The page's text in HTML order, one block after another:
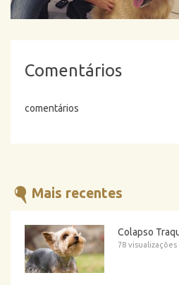
Comentários
comentários
Mais recentes
Colapso
78 visualizações